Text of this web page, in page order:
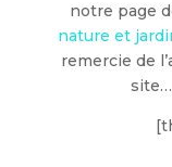
notre page
nature et
remercie de